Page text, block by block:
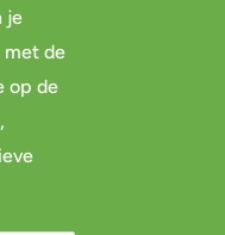
je
met de
op de